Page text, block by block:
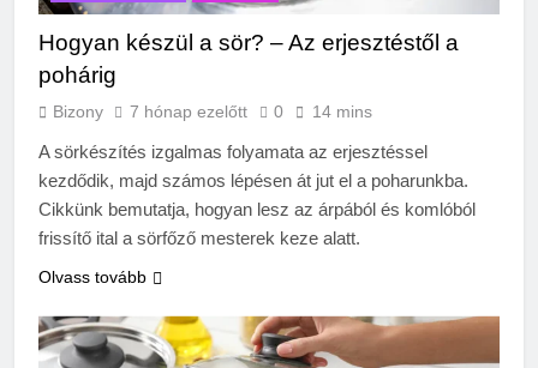
Hogyan készül a sör? – Az erjesztéstől a
pohárig
Bizony 7 hónap ezelőtt 0 14 mins
A sörkészítés izgalmas folyamata az erjesztéssel
kezdődik, majd számos lépésen át jut el a poharunkba.
Cikkünk bemutatja, hogyan lesz az árpából és komlóból
frissítő ital a sörfőző mesterek keze alatt.
Olvass tovább